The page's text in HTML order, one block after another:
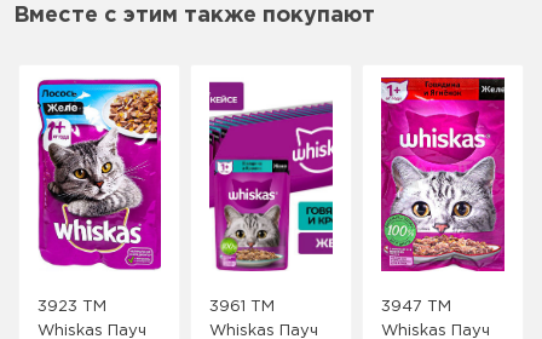
Вместе с этим также покупают
3923 ТМ
Whiskas Пауч
3961 ТМ
Whiskas Пауч
3947 ТМ
Whiskas Пауч